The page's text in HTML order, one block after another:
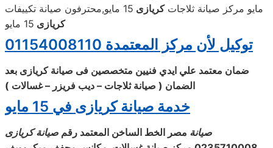
مايو مركز صيانة ثلاجاتكريازى 15 مايو,محترفون صيانة تكييفات
كريازى 15 مايو
توكيل لأن مركز المعتمدة 01154008110
ضمان معتمد علي ايدي فنيين متخصصين فى صيانة كريازى بعد
الضمان ( صيانة ثلاجات – ديب فريزر – غسالات )
خدمة صيانة كريازى في 15 مايو
صيانة مصر الخط الساخن المعتمد رقم صيانة كريازى